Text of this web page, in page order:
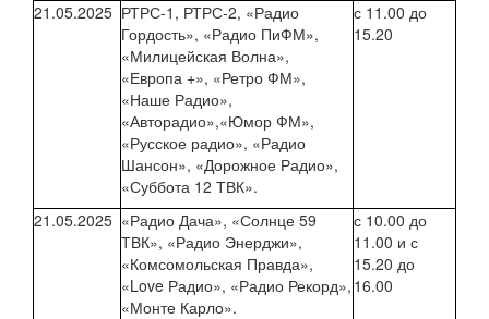
21.05.2025 РТРС-1, РТРС-2, «Радио
Гордость», «Радио ПиФМ»,
«Милицейская Волна»,
«Европа +», «Ретро ФМ»,
«Наше Радио»,
«Авторадио»,«Юмор ФМ»,
«Русское радио», «Радио
Шансон», «Дорожное Радио»,
«Суббота 12 ТВК».
с 11.00 до
15.20
21.05.2025 «Радио Дача», «Солнце 59
ТВК», «Радио Энерджи»,
«Комсомольская Правда»,
«Love Радио», «Радио Рекорд»,
«Монте Карло».
с 10.00 до
11.00 и с
15.20 до
16.00